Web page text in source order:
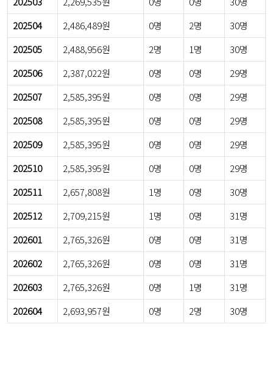
202504
2,486,489원 0명 2명
30명
202505
2,488,956원 2명 1명
30명
202506
2,387,022원 0명 0명
29명
202507
2,585,395원 0명 0명
29명
202508
2,585,395원 0명 0명
29명
202509
2,585,395원 0명 0명
29명
202510
2,585,395원 0명 0명
29명
202511
2,657,808원 1명 0명
30명
202512
2,709,215원 1명 0명
31명
202601
2,765,326원 0명 0명
31명
202602
2,765,326원 0명 0명
31명
202603
2,765,326원 0명 1명
31명
202604
2,693,957원 0명 2명 30명